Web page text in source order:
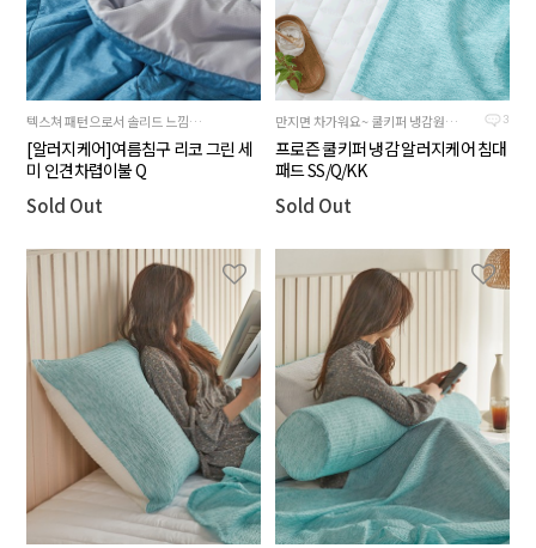
텍스쳐 패턴으로서 솔리드 느낌의 깔끔한 이미지를 선호하는분들께 만족감을 주는 제품입니다
[알러지케어]여름침구 리코 그린 세
미 인견차렵이불 Q
Sold Out
3
만지면 차가워요~ 쿨키퍼 냉감원단으로 만든 시원한 여름 침대패드
프로즌 쿨키퍼 냉감 알러지케어 침대
패드 SS/Q/KK
Sold Out